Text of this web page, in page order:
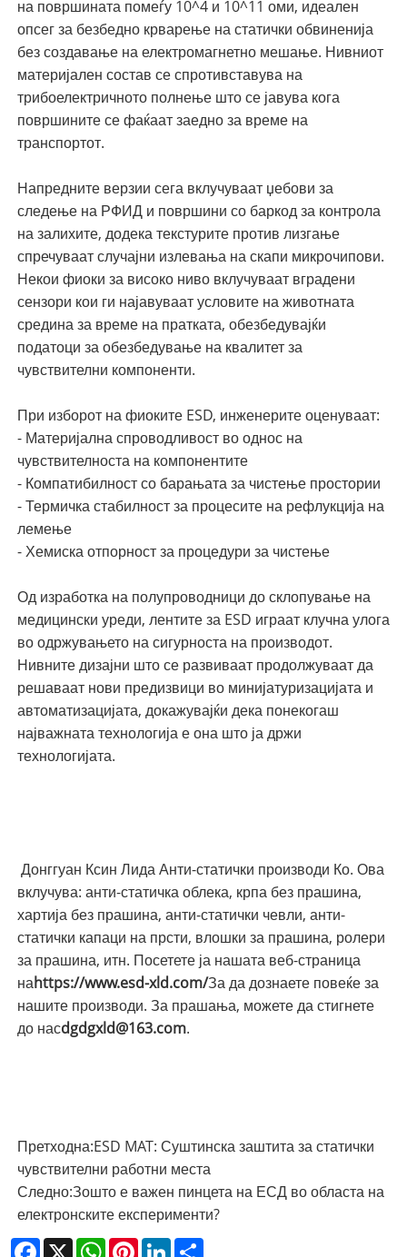
на површината помеѓу 10^4 и 10^11 оми, идеален
опсег за безбедно крварење на статички обвиненија
без создавање на електромагнетно мешање. Нивниот
материјален состав се спротивставува на
трибоелектричното полнење што се јавува кога
површините се фаќаат заедно за време на
транспортот.
Напредните верзии сега вклучуваат џебови за
следење на РФИД и површини со баркод за контрола
на залихите, додека текстурите против лизгање
спречуваат случајни излевања на скапи микрочипови.
Некои фиоки за високо ниво вклучуваат вградени
сензори кои ги најавуваат условите на животната
средина за време на пратката, обезбедувајќи
податоци за обезбедување на квалитет за
чувствителни компоненти.
При изборот на фиоките ESD, инженерите оценуваат:
- Материјална спроводливост во однос на
чувствителноста на компонентите
- Компатибилност со барањата за чистење простории
- Термичка стабилност за процесите на рефлукција на
лемење
- Хемиска отпорност за процедури за чистење
Од изработка на полупроводници до склопување на
медицински уреди, лентите за ESD играат клучна улога
во одржувањето на сигурноста на производот.
Нивните дизајни што се развиваат продолжуваат да
решаваат нови предизвици во минијатуризацијата и
автоматизацијата, докажувајќи дека понекогаш
најважната технологија е она што ја држи
технологијата.
Донггуан Ксин Лида Анти-статички производи Ко. Ова
вклучува: анти-статичка облека, крпа без прашина,
хартија без прашина, анти-статички чевли, анти-
статички капаци на прсти, влошки за прашина, ролери
за прашина, итн. Посетете ја нашата веб-страница
наhttps://www.esd-xld.com/За да дознаете повеќе за
нашите производи. За прашања, можете да стигнете
до насdgdgxld@163.com.
Претходна:ESD MAT: Суштинска заштита за статички
чувствителни работни места
Следно:Зошто е важен пинцета на ЕСД во областа на
електронските експерименти?
Facebook
X WhatsApp
PinterestLinkedIn